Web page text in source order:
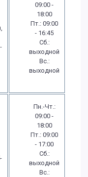
09:00 -
18:00
Пт.: 09:00
- 16:45
Сб.:
выходной
Вс.:
выходной
Пн.-Чт.:
09:00 -
18:00
Пт.: 09:00
- 17:00
Сб.:
выходной
Вс.: